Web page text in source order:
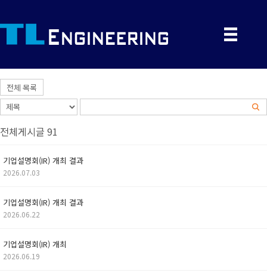
전체 목록
전체게시글 91
기업설명회(IR) 개최 결과
2026.07.03
기업설명회(IR) 개최 결과
2026.06.22
기업설명회(IR) 개최
2026.06.19